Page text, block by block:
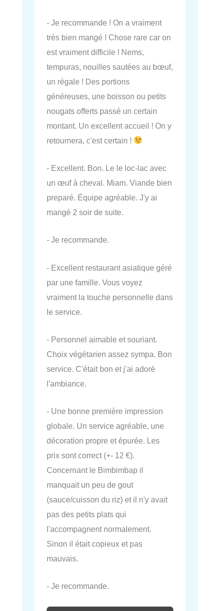
- Je recommande ! On a vraiment
très bien mangé ! Chose rare car on
est vraiment difficile ! Nems,
tempuras, nouilles sautées au bœuf,
un régale ! Des portions
généreuses, une boisson ou petits
nougats offerts passé un certain
montant. Un excellent accueil ! On y
retournera, c'est certain !
- Excellent. Bon. Le le loc-lac avec
un œuf à cheval. Miam. Viande bien
preparé. Équipe agréable. J'y ai
mangé 2 soir de suite.
- Je recommande.
- Excellent restaurant asiatique géré
par une famille. Vous voyez
vraiment la touche personnelle dans
le service.
- Personnel aimable et souriant.
Choix végétarien assez sympa. Bon
service. C'était bon et j'ai adoré
l'ambiance.
- Une bonne première impression
globale. Un service agréable, une
décoration propre et épurée. Les
prix sont correct (+- 12 €).
Concernant le Bimbimbap il
manquait un peu de gout
(sauce/cuisson du riz) et il n'y avait
pas des petits plats qui
l'accompagnent normalement.
Sinon il était copieux et pas
mauvais.
- Je recommande.